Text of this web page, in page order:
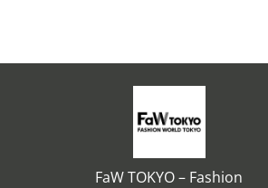
FaW TOKYO – Fashion